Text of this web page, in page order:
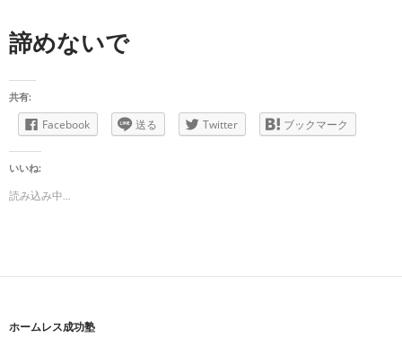
諦めないで
共有:
Facebook 送る Twitter ブックマーク
いいね:
読み込み中...
ホームレス成功塾